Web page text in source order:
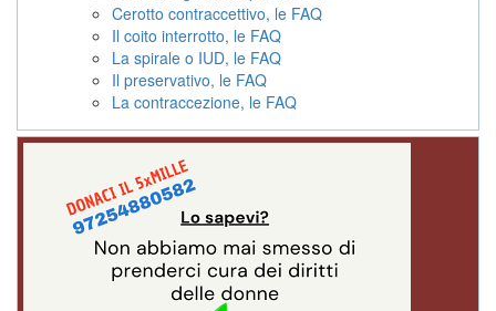
Cerotto contraccettivo, le FAQ
Il coito interrotto, le FAQ
La spirale o IUD, le FAQ
Il preservativo, le FAQ
La contraccezione, le FAQ